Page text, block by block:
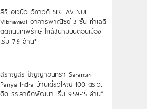
สิริ อเวนิว วิภาวดี SIRI AVENUE
Vibhavadi อาคารพาณิชย์ 3 ชั้น ทำเลดี
ติดถนนเทพรักษ์ ใกล้สนามบินดอนเมือง
เริ่ม 7.9 ล้าน*
สราญสิริ ปัญญาอินทรา Saransiri
Panya Indra บ้านเดี่ยวใหญ่ 100 ตร.ว.
ดิด รร.สาธิตพัฒนา เริ่ม 9.59-15 ล้าน*